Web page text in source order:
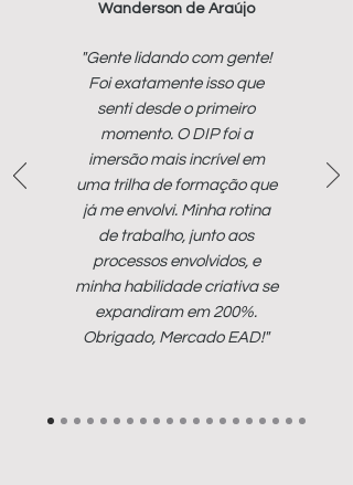
Wanderson de Araújo
"Gente lidando com gente!
Foi exatamente isso que
senti desde o primeiro
momento. O DIP foi a
imersão mais incrível em
uma trilha de formação que
já me envolvi. Minha rotina
de trabalho, junto aos
processos envolvidos, e
minha habilidade criativa se
expandiram em 200%.
Obrigado, Mercado EAD!"